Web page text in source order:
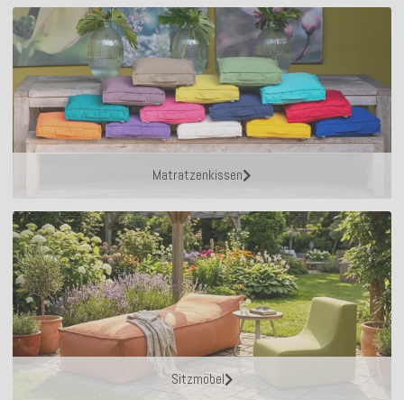
Matratzenkissen
Sitzmöbel